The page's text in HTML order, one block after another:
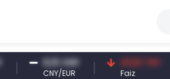
0,13 CNY
CNY/EUR
41,53 TRY
Faiz